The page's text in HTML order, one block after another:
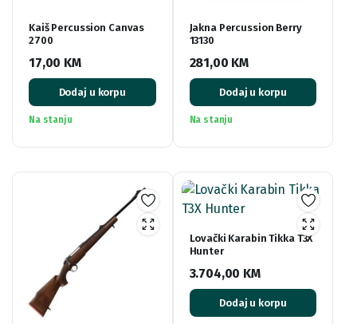
Kaiš Percussion Canvas
2700
17,00 KM
Dodaj u korpu
Na stanju
Jakna Percussion Berry
13130
281,00 KM
Dodaj u korpu
Na stanju
Lovački Karabin Tikka T3X
Hunter
3.704,00 KM
Dodaj u korpu